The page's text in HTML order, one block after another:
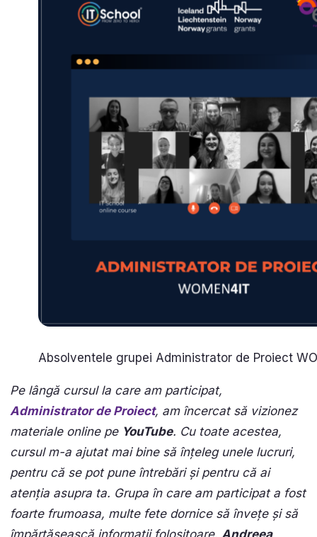
Absolventele grupei Administrator de Proiect
Pe lângă cursul la care am participat,
Administrator de Proiect, am încercat să vizionez
materiale online pe YouTube. Cu toate acestea,
cursul m-a ajutat mai bine să înțeleg unele lucruri,
pentru că se pot pune întrebări și pentru că ai
atenția asupra ta. Grupa în care am participat a fost
foarte frumoasa, multe fete dornice să învețe și să